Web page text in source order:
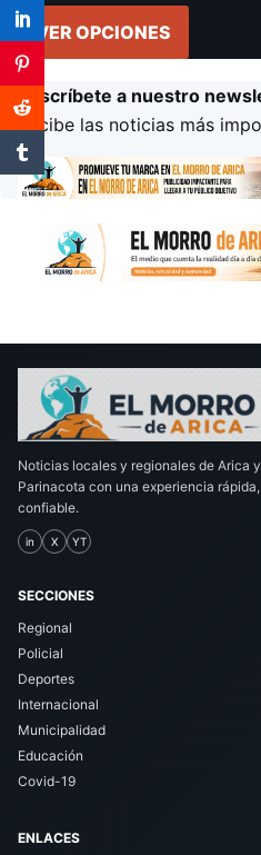
VER OPCIONES
Suscríbete a nuestro
Recibe las noticias más
Noticias locales y regionales de Arica y
Parinacota con una experiencia
confiable.
in X YT
SECCIONES
Regional
Policial
Deportes
Internacional
Municipalidad
Educación
Covid-19
ENLACES